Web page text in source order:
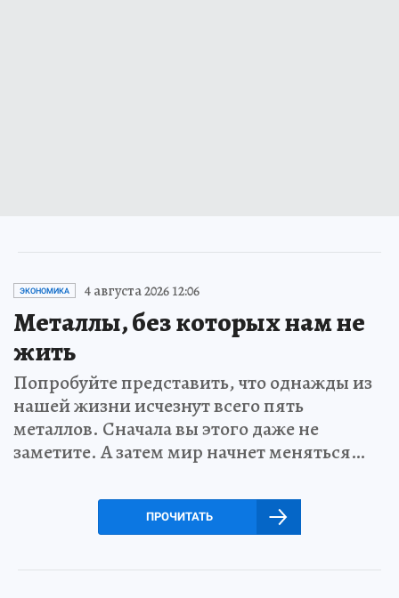
ЭКОНОМИКА 4 августа 2026 12:06
Металлы, без которых нам не
жить
Попробуйте представить, что однажды из
нашей жизни исчезнут всего пять
металлов. Сначала вы этого даже не
заметите. А затем мир начнет меняться…
ПРОЧИТАТЬ